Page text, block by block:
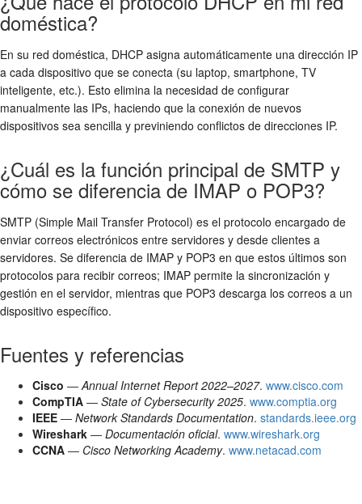
doméstica?
En su red doméstica, DHCP asigna automáticamente una dirección IP
a cada dispositivo que se conecta (su laptop, smartphone, TV
inteligente, etc.). Esto elimina la necesidad de configurar
manualmente las IPs, haciendo que la conexión de nuevos
dispositivos sea sencilla y previniendo conflictos de direcciones IP.
¿Cuál es la función principal de SMTP y
cómo se diferencia de IMAP o POP3?
SMTP (Simple Mail Transfer Protocol) es el protocolo encargado de
enviar correos electrónicos entre servidores y desde clientes a
servidores. Se diferencia de IMAP y POP3 en que estos últimos son
protocolos para recibir correos; IMAP permite la sincronización y
gestión en el servidor, mientras que POP3 descarga los correos a un
dispositivo específico.
Fuentes y referencias
Cisco — Annual Internet Report 2022–2027. www.cisco.com
CompTIA — State of Cybersecurity 2025. www.comptia.org
IEEE — Network Standards Documentation. standards.ieee.org
Wireshark — Documentación oficial. www.wireshark.org
CCNA — Cisco Networking Academy. www.netacad.com